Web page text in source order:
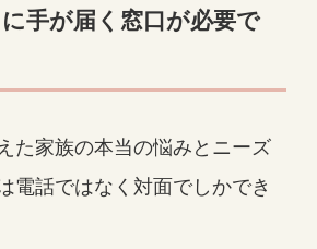
手が届く窓口が必要で
た家族の本当の悩みとニーズ
電話ではなく対面でしかでき